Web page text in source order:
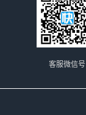
客服微信号